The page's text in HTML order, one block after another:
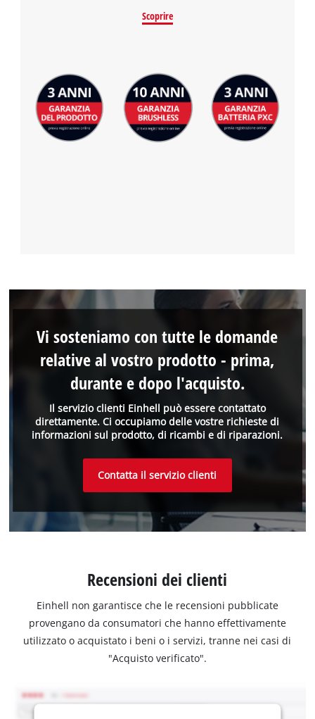
Scoprire
Il servizio clienti Einhell può essere contattato
direttamente. Ci occupiamo delle vostre richieste di
informazioni sul prodotto, di ricambi e di riparazioni.
Vi sosteniamo con tutte le domande
relative al vostro prodotto - prima,
durante e dopo l'acquisto.
Contatta il servizio clienti
Recensioni dei clienti
Einhell non garantisce che le recensioni pubblicate
provengano da consumatori che hanno effettivamente
utilizzato o acquistato i beni o i servizi, tranne nei casi di
"Acquisto verificato".